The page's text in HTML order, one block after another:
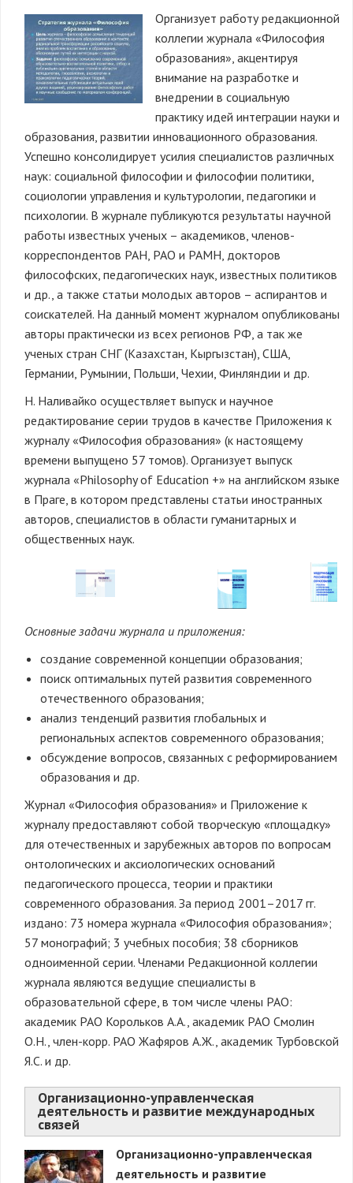
Организует работу редакционной
коллегии журнала «Философия
образования», акцентируя
внимание на разработке и
внедрении в социальную
практику идей интеграции науки и
образования, развитии инновационного образования.
Успешно консолидирует усилия специалистов различных
наук: социальной философии и философии политики,
социологии управления и культурологии, педагогики и
психологии. В журнале публикуются результаты научной
работы известных ученых – академиков, членов-
корреспондентов РАН, РАО и РАМН, докторов
философских, педагогических наук, известных политиков
и др., а также статьи молодых авторов – аспирантов и
соискателей. На данный момент журналом опубликованы
авторы практически из всех регионов РФ, а так же
ученых стран СНГ (Казахстан, Кыргызстан), США,
Германии, Румынии, Польши, Чехии, Финляндии и др.
Н. Наливайко осуществляет выпуск и научное
редактирование серии трудов в качестве Приложения к
журналу «Философия образования» (к настоящему
времени выпущено 57 томов). Организует выпуск
журнала «Philosophy of Education +» на английском языке
в Праге, в котором представлены статьи иностранных
авторов, специалистов в области гуманитарных и
общественных наук.
Основные задачи журнала и приложения:
создание современной концепции образования;
поиск оптимальных путей развития современного
отечественного образования;
анализ тенденций развития глобальных и
региональных аспектов современного образования;
обсуждение вопросов, связанных с реформированием
образования и др.
Журнал «Философия образования» и Приложение к
журналу предоставляют собой творческую «площадку»
для отечественных и зарубежных авторов по вопросам
онтологических и аксиологических оснований
педагогического процесса, теории и практики
современного образования. За период 2001–2017 гг.
издано: 73 номера журнала «Философия образования»;
57 монографий; 3 учебных пособия; 38 сборников
одноименной серии. Членами Редакционной коллегии
журнала являются ведущие специалисты в
образовательной сфере, в том числе члены РАО:
академик РАО Корольков А.А., академик РАО Смолин
О.Н., член-корр. РАО Жафяров А.Ж., академик Турбовской
Я.С. и др.
Организационно-управленческая
деятельность и развитие международных
связей
Организационно-управленческая
деятельность и развитие